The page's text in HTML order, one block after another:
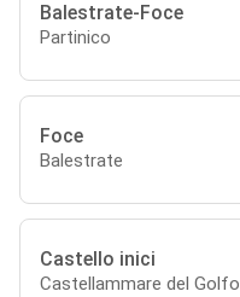
Balestrate-Foce
Partinico
Foce
Balestrate
Castello inici
Castellammare del Golfo